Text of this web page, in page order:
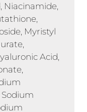
Niacinamide,
Myristyl
Acid,